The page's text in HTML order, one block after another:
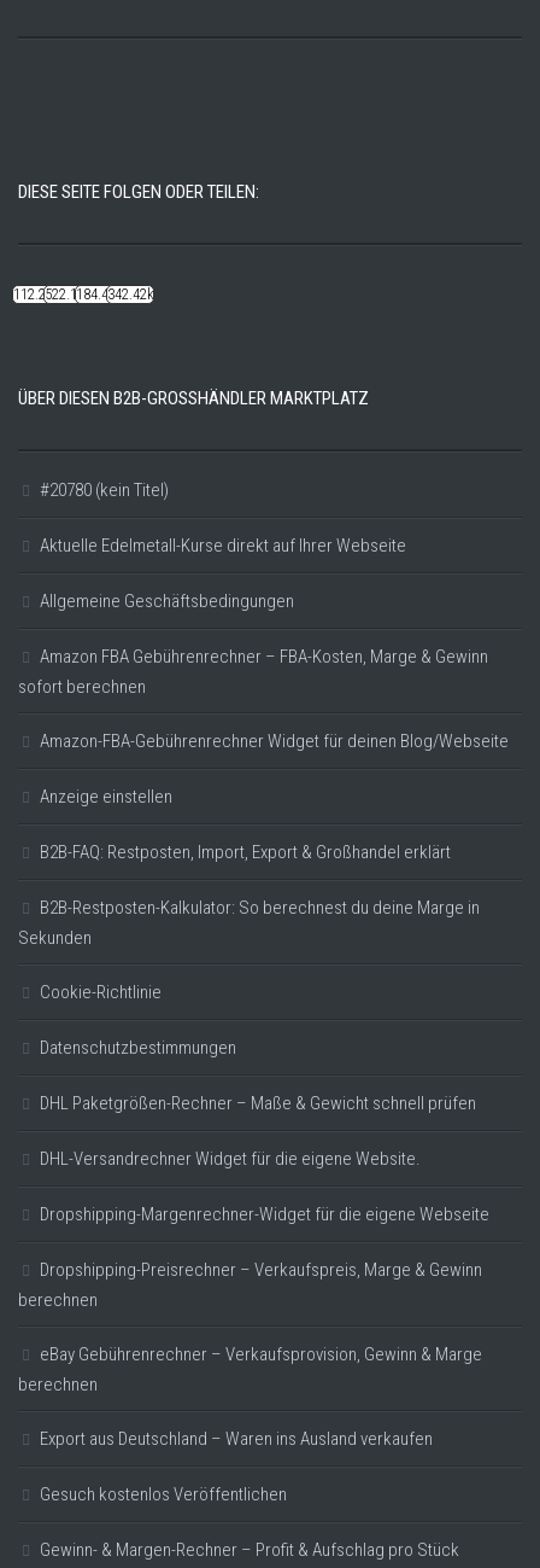
DIESE SEITE FOLGEN ODER TEILEN:
112.22k522.14k184.48k342.42k
ÜBER DIESEN B2B-GROSSHÄNDLER MARKTPLATZ
#20780 (kein Titel)
Aktuelle Edelmetall-Kurse direkt auf Ihrer Webseite
Allgemeine Geschäftsbedingungen
Amazon FBA Gebührenrechner – FBA-Kosten, Marge & Gewinn
sofort berechnen
Amazon-FBA-Gebührenrechner Widget für deinen Blog/Webseite
Anzeige einstellen
B2B-FAQ: Restposten, Import, Export & Großhandel erklärt
B2B-Restposten-Kalkulator: So berechnest du deine Marge in
Sekunden
Cookie-Richtlinie
Datenschutzbestimmungen
DHL Paketgrößen-Rechner – Maße & Gewicht schnell prüfen
DHL-Versandrechner Widget für die eigene Website.
Dropshipping-Margenrechner-Widget für die eigene Webseite
Dropshipping-Preisrechner – Verkaufspreis, Marge & Gewinn
berechnen
eBay Gebührenrechner – Verkaufsprovision, Gewinn & Marge
berechnen
Export aus Deutschland – Waren ins Ausland verkaufen
Gesuch kostenlos Veröffentlichen
Gewinn- & Margen-Rechner – Profit & Aufschlag pro Stück